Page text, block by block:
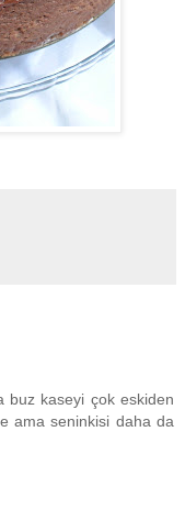
buz kaseyi çok eskiden
ama seninkisi daha da